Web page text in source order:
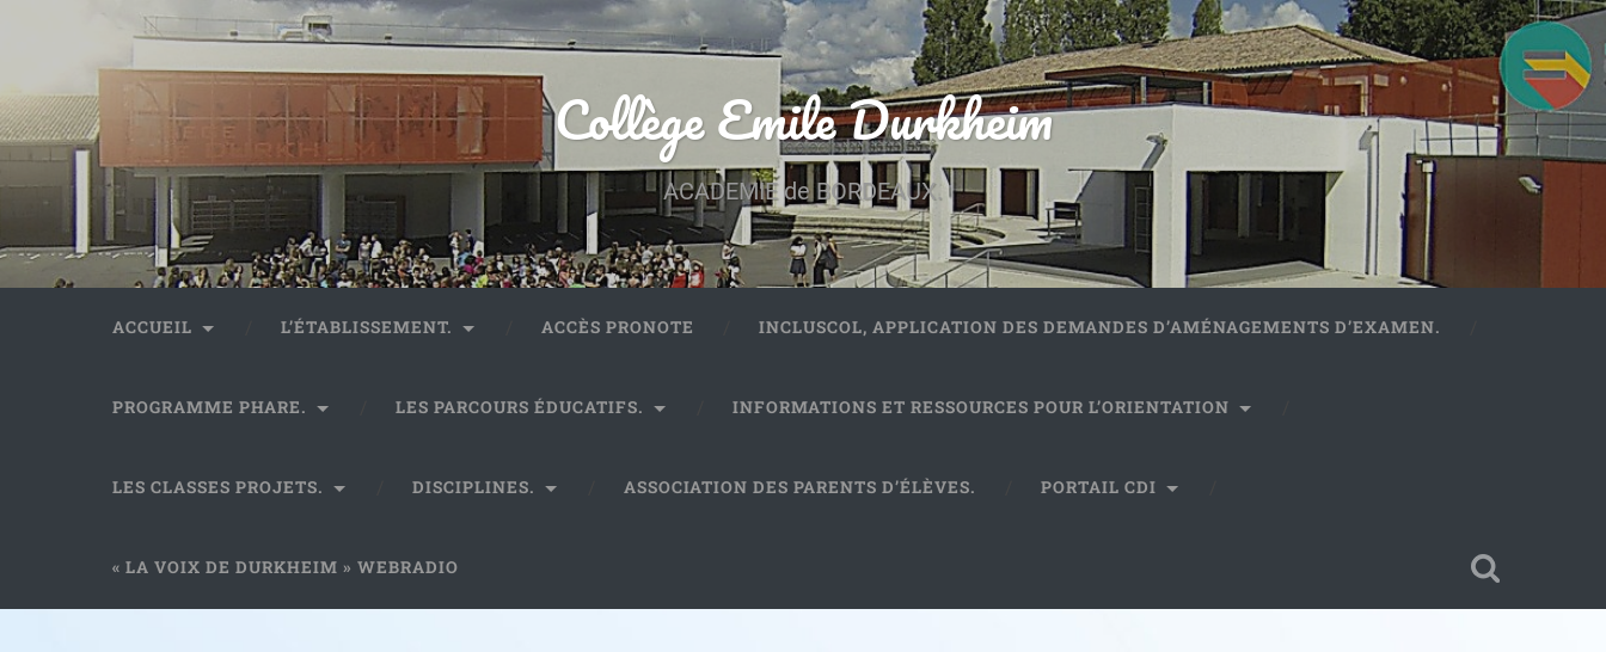
Collège Emile Durkheim
ACADEMIE de BORDEAUX.
ACCUEIL L’ÉTABLISSEMENT. ACCÈS PRONOTE INCLUSCOL, APPLICATION DES DEMANDES D’AMÉNAGEMENTS D’EXAMEN.
PROGRAMME PHARE. LES PARCOURS ÉDUCATIFS. INFORMATIONS ET RESSOURCES POUR L’ORIENTATION
LES CLASSES PROJETS. DISCIPLINES. ASSOCIATION DES PARENTS D’ÉLÈVES. PORTAIL CDI
« LA VOIX DE DURKHEIM » WEBRADIO